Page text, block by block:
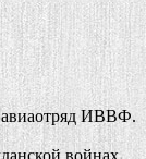
авиаотряд ИВВФ.
войнах.